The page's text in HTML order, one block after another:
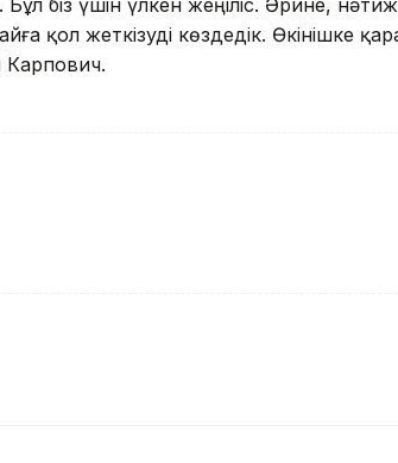
біз үшін үлкен жеңіліс. Әрине,
қол жеткізуді көздедік. Өкінішке